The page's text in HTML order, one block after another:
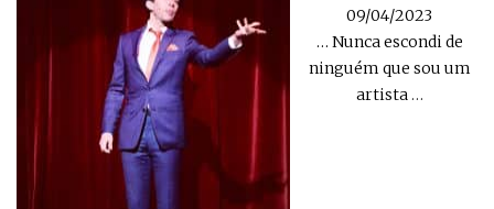
09/04/2023
… Nunca escondi de
ninguém que sou um
artista…